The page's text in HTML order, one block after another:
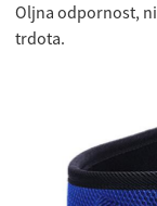
Oljna odpornost,
trdota.